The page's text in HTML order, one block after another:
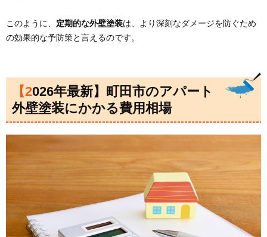
このように、 定期的な外壁塗装は、より深刻なダメージを防ぐため
の効果的な予防策と言えるのです。
【2026年最新】町田市のアパート
外壁塗装にかかる費用相場